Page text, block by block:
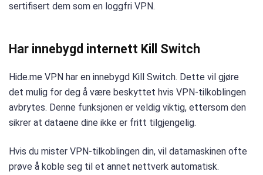
sertifisert dem som en loggfri VPN.
Har innebygd internett Kill Switch
Hide.me VPN har en innebygd Kill Switch. Dette vil gjøre
det mulig for deg å være beskyttet hvis VPN-tilkoblingen
avbrytes. Denne funksjonen er veldig viktig, ettersom den
sikrer at dataene dine ikke er fritt tilgjengelig.
Hvis du mister VPN-tilkoblingen din, vil datamaskinen ofte
prøve å koble seg til et annet nettverk automatisk.